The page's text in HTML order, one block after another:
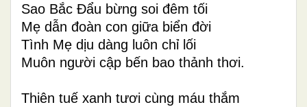
Sao Bắc Đẩu bừng soi đêm tối
Mẹ dẫn đoàn con giữa biển đời
Tình Mẹ dịu dàng luôn chỉ lối
Muôn người cập bến bao thảnh thơi.
Thiên tuế xanh tươi cùng máu thắm